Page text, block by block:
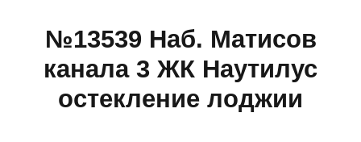
№13539 Наб. Матисов
канала 3 ЖК Наутилус
остекление лоджии